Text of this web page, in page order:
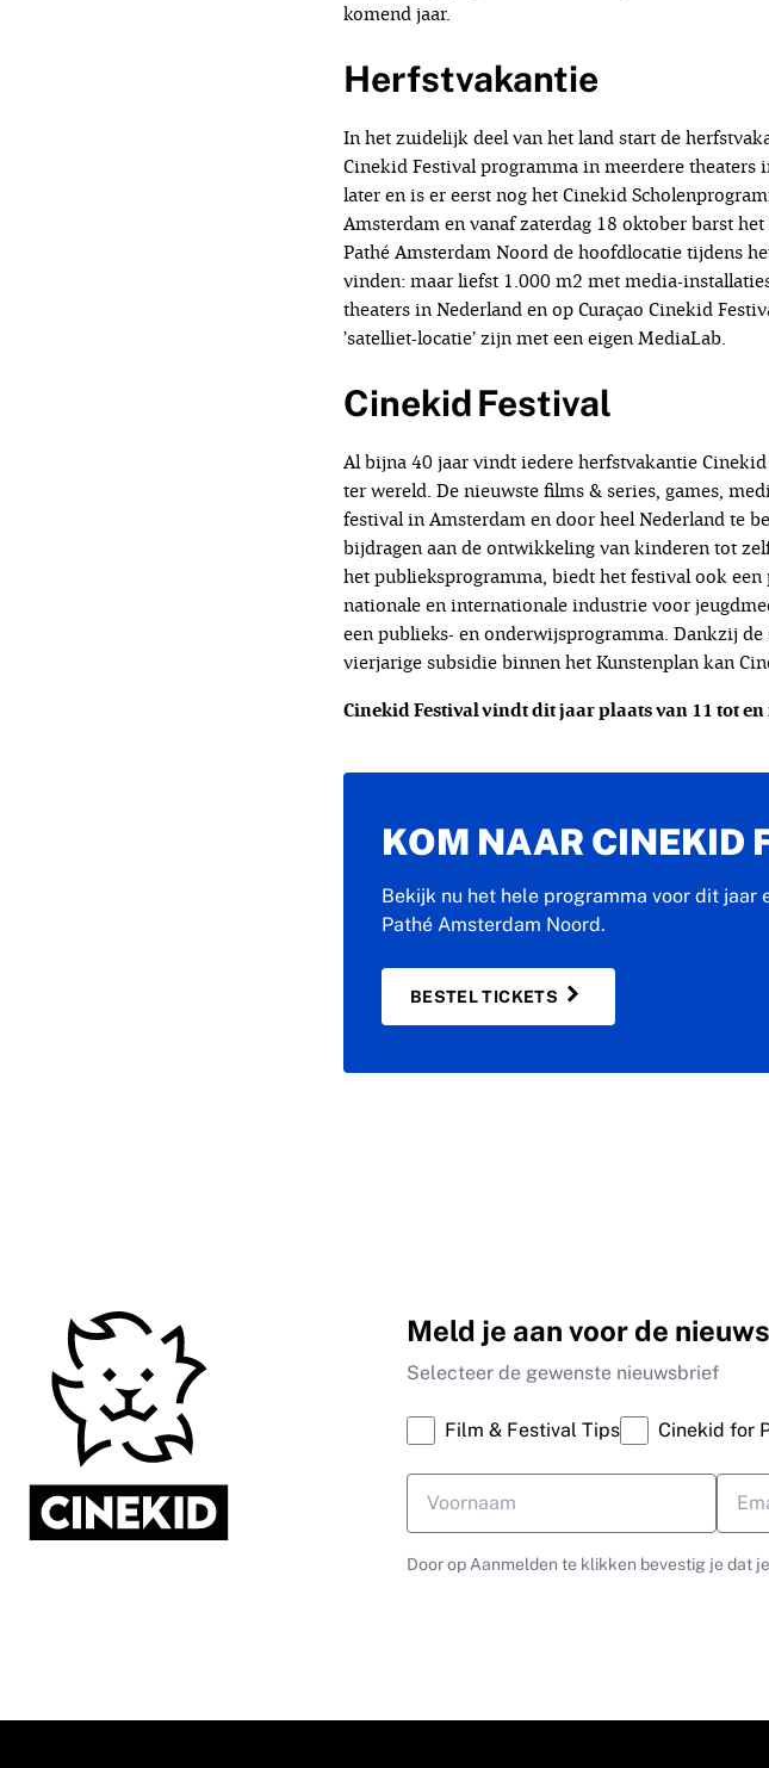
komend jaar.
Herfstvakantie
In het zuidelijk deel van het land start de
Cinekid Festival programma in meerdere
later en is er eerst nog het Cinekid
Amsterdam en vanaf zaterdag 18 oktober barst
Pathé Amsterdam Noord de hoofdlocatie tijdens
vinden: maar liefst 1.000 m2 met media-
theaters in Nederland en op Curaçao Cinekid
’satelliet-locatie’ zijn met een eigen MediaLab.
Cinekid Festival
Al bijna 40 jaar vindt iedere herfstvakantie
ter wereld. De nieuwste films & series, games,
festival in Amsterdam en door heel Nederland te
bijdragen aan de ontwikkeling van kinderen tot
het publieksprogramma, biedt het festival ook
nationale en internationale industrie voor
een publieks- en onderwijsprogramma. Dankzij
vierjarige subsidie binnen het Kunstenplan kan
Cinekid Festival vindt dit jaar plaats van 11 tot en
KOM NAAR CINEKID
Bekijk nu het hele programma voor dit
Pathé Amsterdam Noord.
BESTEL TICKETS
Meld je aan voor de
Selecteer de gewenste nieuwsbrief
Film & Festival Tips Cinekid for
Door op Aanmelden te klikken bevestig je dat